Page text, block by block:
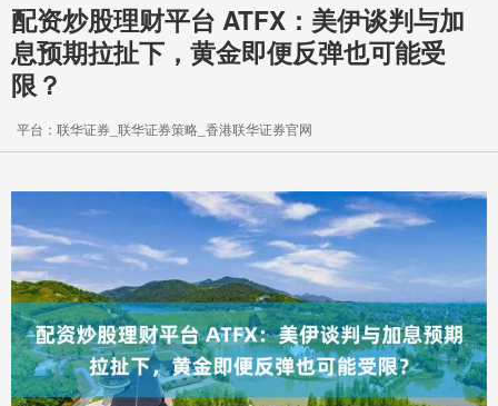
配资炒股理财平台 ATFX：美伊谈判与加
息预期拉扯下，黄金即便反弹也可能受
限？
平台：联华证券_联华证券策略_香港联华证券官网